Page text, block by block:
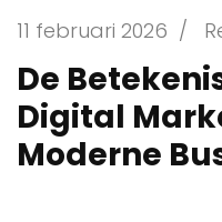
11 februari 2026 /
De
Digital
Moderne